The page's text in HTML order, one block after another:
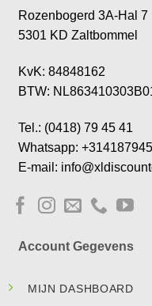
Rozenbogerd 3A-Hal 7
5301 KD Zaltbommel
KvK: 84848162
BTW:
Tel.: (0418) 79 45 41
Whatsapp:
E-mail:
Account Gegevens
MIJN DASHBOARD